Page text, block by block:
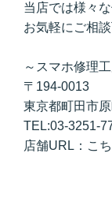
当店では様々
お気軽にご相談
～スマホ修理
〒194-0013
東京都町田市
TEL:03-3251-
店舗URL： こ